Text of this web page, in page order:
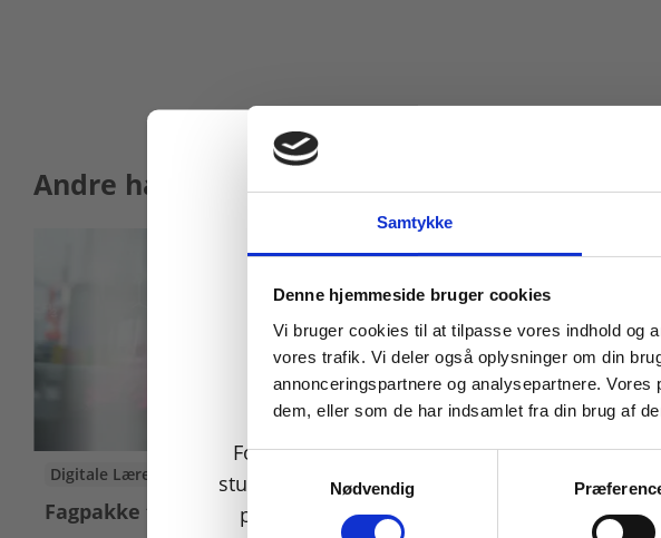
Samtykke
Denne hjemmeside bruger cookies
Vi bruger cookies til at tilpasse vores indhold og
vores trafik. Vi deler også oplysninger om din
annonceringspartnere og analysepartnere.
dem, eller som de har indsamlet fra din brug af
Samtykkevalg
Nødvendig
Andre har også købt
Digitale Læremidler
Fagpakke til kemi Fagpakke til fysik
Køb læremidler og find masterclasses mm.
For privatkunder og
studerende. Du får vist
priser inkl. moms.
For
virksomheder.
vist priser ekskl.